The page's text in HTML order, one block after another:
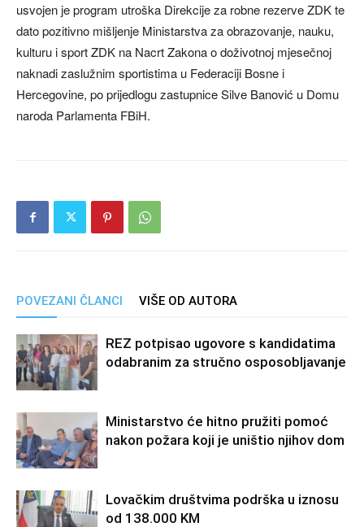
usvojen je program utroška Direkcije za robne rezerve ZDK te
dato pozitivno mišljenje Ministarstva za obrazovanje, nauku,
kulturu i sport ZDK na Nacrt Zakona o doživotnoj mjesečnoj
naknadi zaslužnim sportistima u Federaciji Bosne i
Hercegovine, po prijedlogu zastupnice Silve Banović u Domu
naroda Parlamenta FBiH.
POVEZANI ČLANCI VIŠE OD AUTORA
REZ potpisao ugovore s kandidatima
odabranim za stručno osposobljavanje
Ministarstvo će hitno pružiti pomoć
nakon požara koji je uništio njihov dom
Lovačkim društvima podrška u iznosu
od 138.000 KM